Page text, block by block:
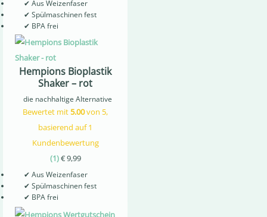
✔ Aus Weizenfaser
✔ Spülmaschinen fest
✔ BPA frei
Hempions Bioplastik
Shaker – rot
die nachhaltige Alternative
Bewertet mit5.00von 5,
basierend auf1
Kundenbewertung
(1)€9,99
✔ Aus Weizenfaser
✔ Spülmaschinen fest
✔ BPA frei